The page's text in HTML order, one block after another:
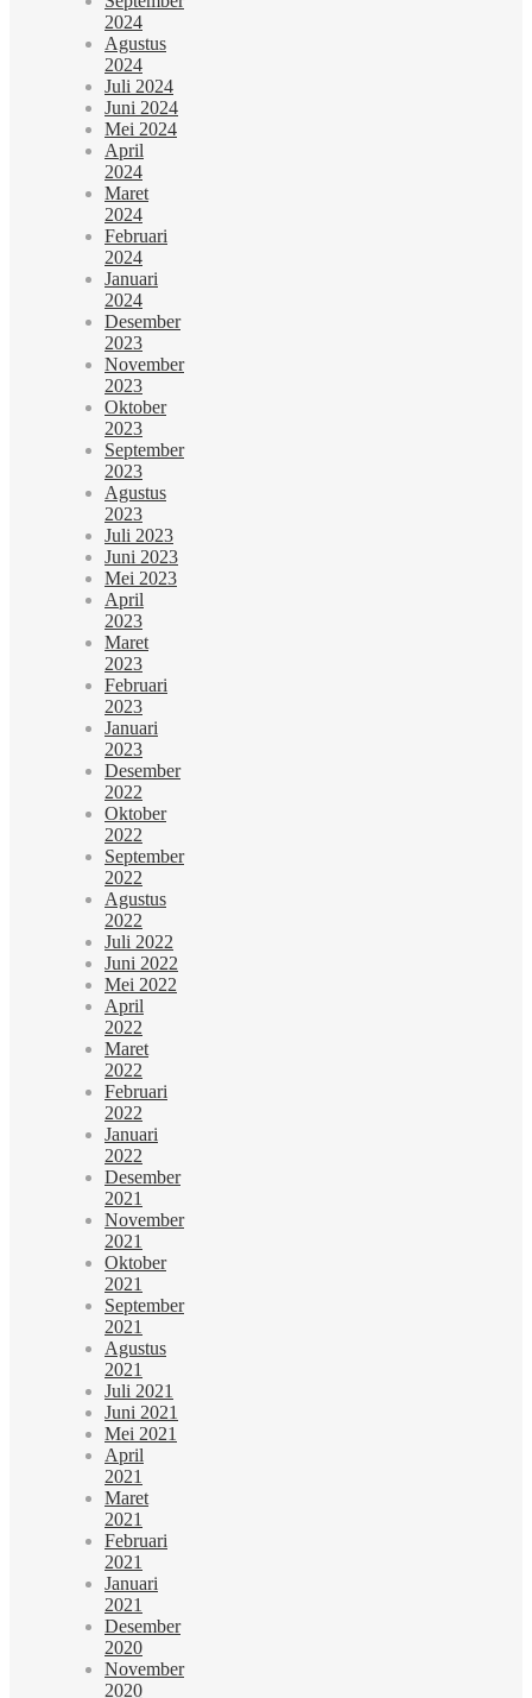
2024
Agustus
2024
Juli 2024
Juni 2024
Mei 2024
April
2024
Maret
2024
Februari
2024
Januari
2024
Desember
2023
November
2023
Oktober
2023
September
2023
Agustus
2023
Juli 2023
Juni 2023
Mei 2023
April
2023
Maret
2023
Februari
2023
Januari
2023
Desember
2022
Oktober
2022
September
2022
Agustus
2022
Juli 2022
Juni 2022
Mei 2022
April
2022
Maret
2022
Februari
2022
Januari
2022
Desember
2021
November
2021
Oktober
2021
September
2021
Agustus
2021
Juli 2021
Juni 2021
Mei 2021
April
2021
Maret
2021
Februari
2021
Januari
2021
Desember
2020
November
2020